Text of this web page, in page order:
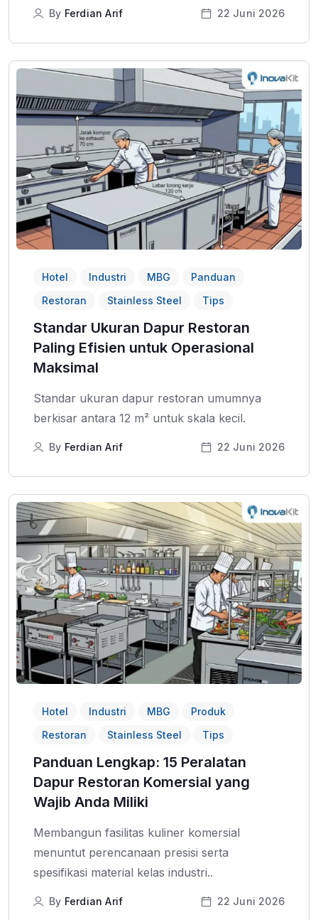
By Ferdian Arif 22 Juni 2026
Hotel Industri MBG
Panduan
Restoran
Stainless Steel Tips
Standar Ukuran Dapur Restoran
Paling Efisien untuk Operasional
Maksimal
Standar ukuran dapur restoran umumnya
berkisar antara 12 m² untuk skala kecil.
By Ferdian Arif 22 Juni 2026
Hotel Industri MBG
Produk
Restoran
Stainless Steel Tips
Panduan Lengkap: 15 Peralatan
Dapur Restoran Komersial yang
Wajib Anda Miliki
Membangun fasilitas kuliner komersial
menuntut perencanaan presisi serta
spesifikasi material kelas industri..
By Ferdian Arif 22 Juni 2026